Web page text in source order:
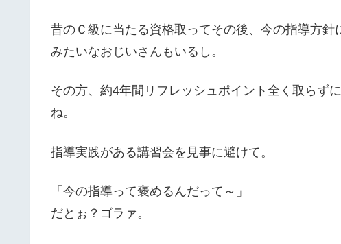
昔のＣ級に当たる資格取ってその後、今の指導方針
みたいなおじいさんもいるし。
その方、約4年間リフレッシュポイント全く取らず
ね。
指導実践がある講習会を見事に避けて。
「今の指導って褒めるんだって～」
だとぉ？ゴラァ。